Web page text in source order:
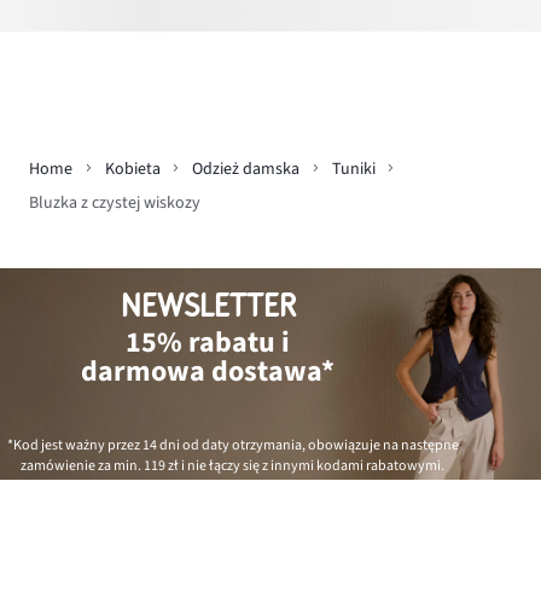
Home Kobieta Odzież damska
Tuniki
Bluzka z czystej wiskozy
NEWSLETTER
15% rabatu i
darmowa dostawa*
*Kod jest ważny przez 14 dni od daty otrzymania, obowiązuje na następne
zamówienie za min. 119 złi nie łączy się z innymi kodami rabatowymi.